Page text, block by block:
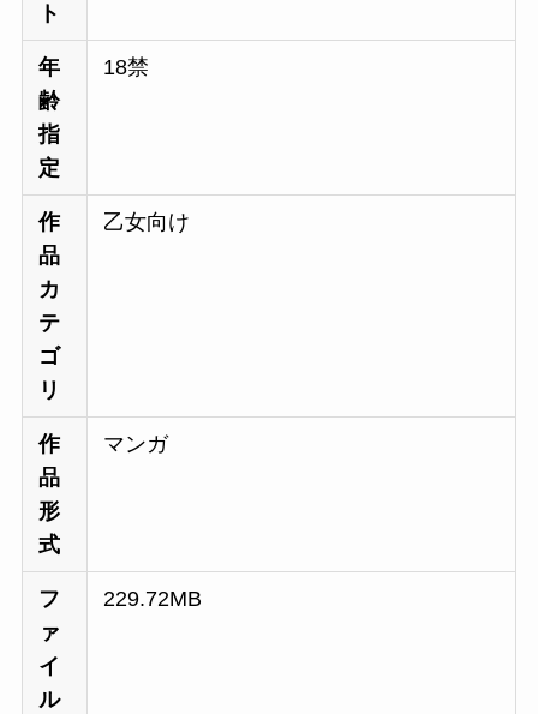
ト
年
齢
指
定
18禁
作
品
カ
テ
ゴ
リ
乙女向け
作
品
形
式
マンガ
フ
ァ
イ
ル
229.72MB